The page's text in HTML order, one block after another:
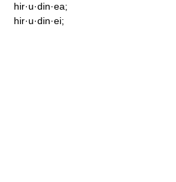
hir·u·din·ea;
hir·u·din·ei;